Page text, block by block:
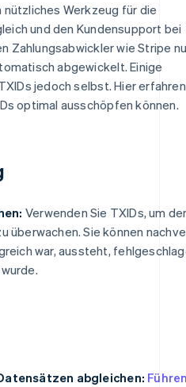
Werkzeug für die
und den Kundensupport bei
Zahlungsabwickler wie Stripe
abgewickelt. Einige
jedoch selbst. Hier
optimal ausschöpfen können.
Verwenden Sie TXIDs, um
überwachen. Sie können
war, aussteht,
abgleichen: